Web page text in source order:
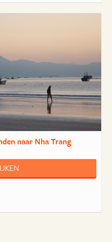
naar Nha Trang